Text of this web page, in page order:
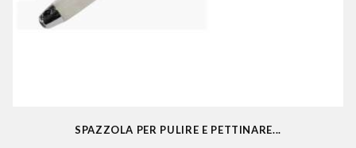
SPAZZOLA PER PULIRE E PETTINARE...